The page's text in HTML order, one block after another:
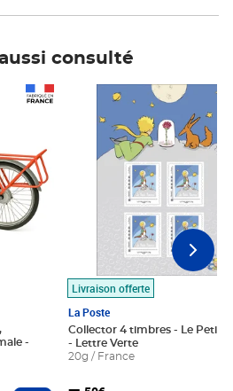
consulté
Livraison offerte
La Poste
Collector 4 timbres - Le Petit
- Lettre Verte
20g / France
Prix 7,50€